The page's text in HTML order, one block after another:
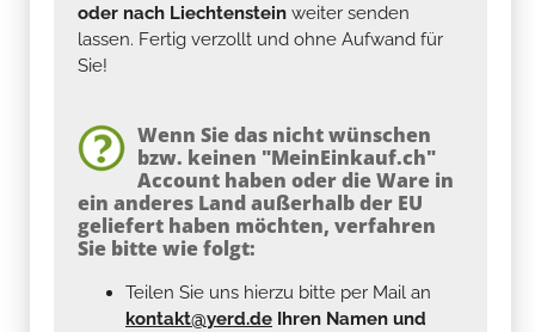
oder nach Liechtenstein weiter senden
lassen. Fertig verzollt und ohne Aufwand für
Sie!
Wenn Sie das nicht wünschen
bzw. keinen "MeinEinkauf.ch"
Account haben oder die Ware in
ein anderes Land außerhalb der EU
geliefert haben möchten, verfahren
Sie bitte wie folgt:
Teilen Sie uns hierzu bitte per Mail an
kontakt@yerd.de Ihren Namen und